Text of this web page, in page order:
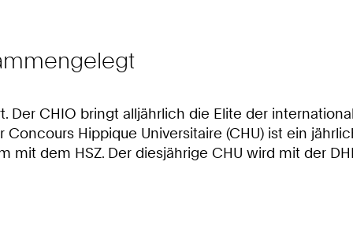
CHIO bringt alljährlich die Elite der
Hippique Universitaire (CHU) ist ein
mit dem HSZ. Der diesjährige CHU wird mit der